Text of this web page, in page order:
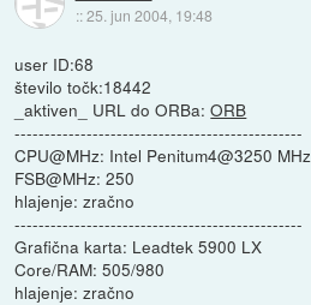
::25. jun 2004, 19:48
user ID:68
število točk:18442
_aktiven_ URL do ORBa:ORB
------------------------------------------------
CPU@MHz: Intel Penitum4@3250 MHz
FSB@MHz: 250
hlajenje: zračno
------------------------------------------------
Grafična karta: Leadtek 5900 LX
Core/RAM: 505/980
hlajenje: zračno